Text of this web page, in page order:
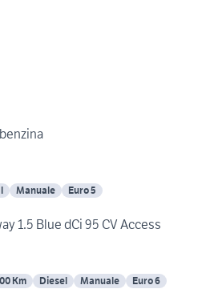
Manuale Euro 5
1.5 Blue dCi 95 CV Access
Km Diesel Manuale Euro 6